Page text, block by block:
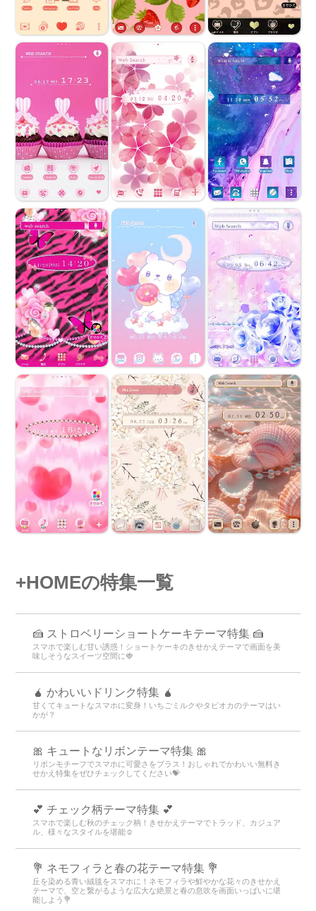
+HOMEの特集一覧
🍰 ストロベリーショートケーキテーマ特集 🍰
スマホで楽しむ甘い誘惑！ショートケーキのきせかえテーマで画面を美
味しそうなスイーツ空間に🍓
🧉 かわいいドリンク特集 🧉
甘くてキュートなスマホに変身！いちごミルクやタピオカのテーマはい
かが？
🎀 キュートなリボンテーマ特集 🎀
リボンモチーフでスマホに可愛さをプラス！おしゃれでかわいい無料き
せかえ特集をぜひチェックしてください💝
💕 チェック柄テーマ特集 💕
スマホで楽しむ秋のチェック柄！きせかえテーマでトラッド、カジュア
ル、様々なスタイルを堪能☺️
💐 ネモフィラと春の花テーマ特集 💐
丘を染める青い絨毯をスマホに！ネモフィラや鮮やかな花々のきせかえ
テーマで、空と繋がるような広大な絶景と春の息吹を画面いっぱいに堪
能しよう💐